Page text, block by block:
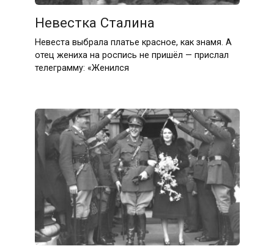
Невестка Сталина
Невеста выбрала платье красное, как знамя. А
отец жениха на роспись не пришёл — прислал
телеграмму: «Женился